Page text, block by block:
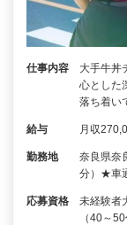
仕事内容
大手牛丼
心とした
落ち着い
給与 月収
勤務地
奈良県奈
分）★車
応募資格
未経験者
（40～